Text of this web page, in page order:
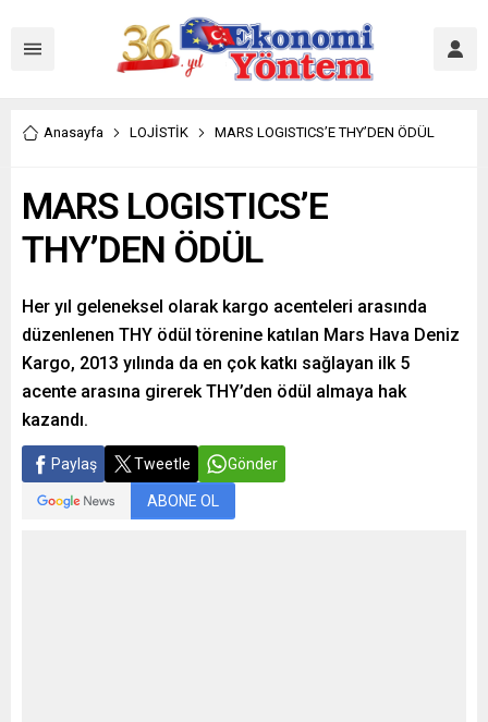
Anasayfa LOJİSTİK MARS LOGISTICS’E THY’DEN ÖDÜL
MARS LOGISTICS’E
THY’DEN ÖDÜL
Her yıl geleneksel olarak kargo acenteleri arasında
düzenlenen THY ödül törenine katılan Mars Hava Deniz
Kargo, 2013 yılında da en çok katkı sağlayan ilk 5
acente arasına girerek THY’den ödül almaya hak
kazandı.
Paylaş Tweetle Gönder
ABONE OL